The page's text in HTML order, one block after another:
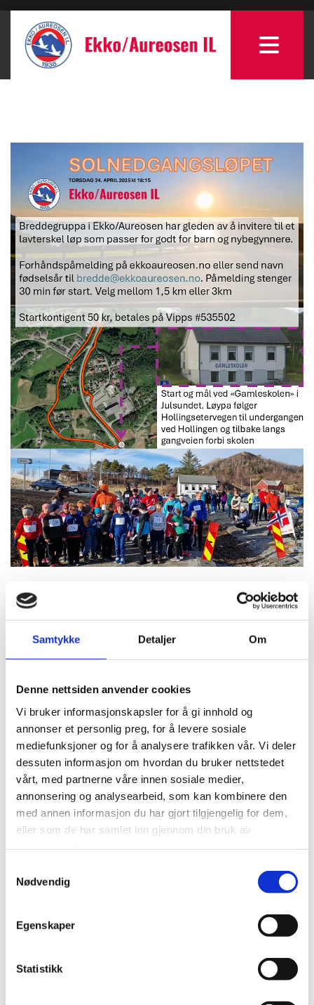
Samtykke Detaljer Om
Denne nettsiden anvender cookies
Vi bruker informasjonskapsler for å gi innhold og
annonser et personlig preg, for å levere sosiale
mediefunksjoner og for å analysere trafikken vår. Vi deler
dessuten informasjon om hvordan du bruker nettstedet
vårt, med partnerne våre innen sosiale medier,
annonsering og analysearbeid, som kan kombinere den
med annen informasjon du har gjort tilgjengelig for dem,
eller som de har samlet inn gjennom din bruk av
Nødvendig
Egenskaper
Statistikk
21/04/2025 0KOMMENTARER
SOLNEDGANGSLØPET 2025
https://docs.google.com/forms/d/e/1FAIpQLSd5bGt78BNP7PNluH
lu9dRkeywXyv8X7aNCGZg_9BXeaPebMw/viewform?usp=dialog
0 Feed
SKRIV EN KOMMENTAR
E-post: